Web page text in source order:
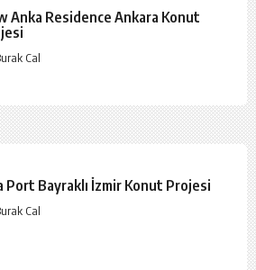
Anka Residence Ankara Konut
Cal
Port Bayraklı İzmir Konut Projesi
Cal